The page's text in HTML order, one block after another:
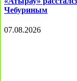
Чебуриным
07.08.2026